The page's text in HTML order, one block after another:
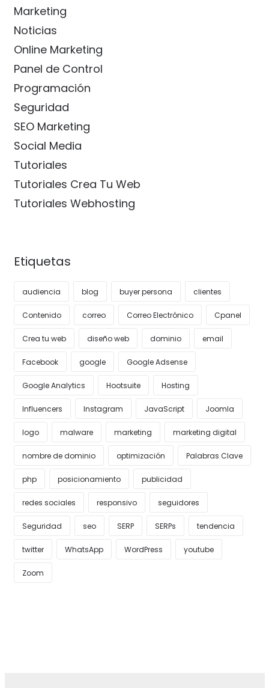
Marketing
Noticias
Online Marketing
Panel de Control
Programación
Seguridad
SEO Marketing
Social Media
Tutoriales
Tutoriales Crea Tu Web
Tutoriales Webhosting
Etiquetas
audiencia blog buyer persona clientes
Contenido correo Correo Electrónico Cpanel
Crea tu web diseño web dominio email
Facebook google Google Adsense
Google Analytics Hootsuite Hosting
Influencers Instagram JavaScript Joomla
logo malware marketing marketing digital
nombre de dominio optimización Palabras Clave
php posicionamiento publicidad
redes sociales responsivo seguidores
Seguridad seo SERP SERPs tendencia
twitter WhatsApp WordPress youtube
Zoom